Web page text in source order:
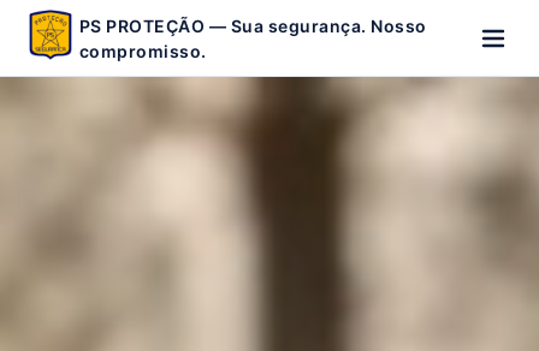
PS PROTEÇÃO — Sua segurança. Nosso
compromisso.